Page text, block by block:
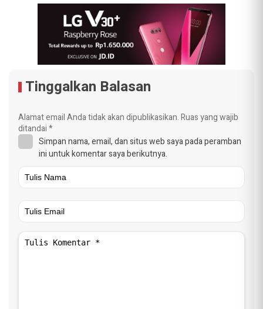
Tinggalkan Balasan
Alamat email Anda tidak akan dipublikasikan.Ruas yang wajib
ditandai*
Simpan nama, email, dan situs web saya pada peramban
ini untuk komentar saya berikutnya.